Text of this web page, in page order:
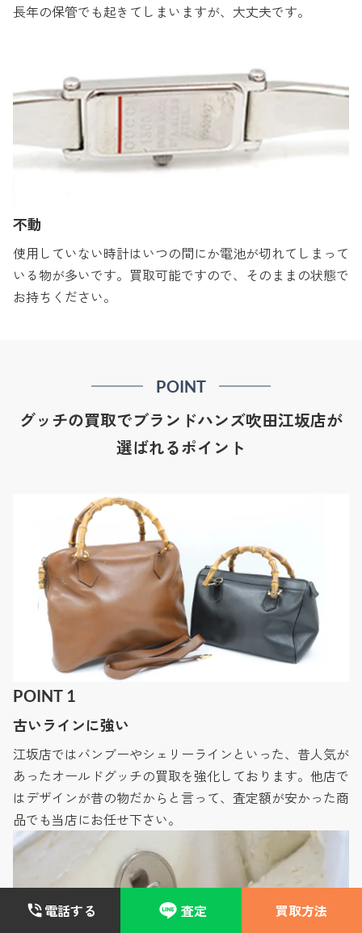
電話する 査定 買取方法
長年の保管でも起きてしまいますが、大丈夫です。
不動
使用していない時計はいつの間にか電池が切れてしまって
いる物が多いです。買取可能ですので、そのままの状態で
お持ちください。
POINT
グッチの買取でブランドハンズ吹田江坂店が
選ばれるポイント
POINT 1
古いラインに強い
江坂店ではバンブーやシェリーラインといった、昔人気が
あったオールドグッチの買取を強化しております。他店で
はデザインが昔の物だからと言って、査定額が安かった商
品でも当店にお任せ下さい。